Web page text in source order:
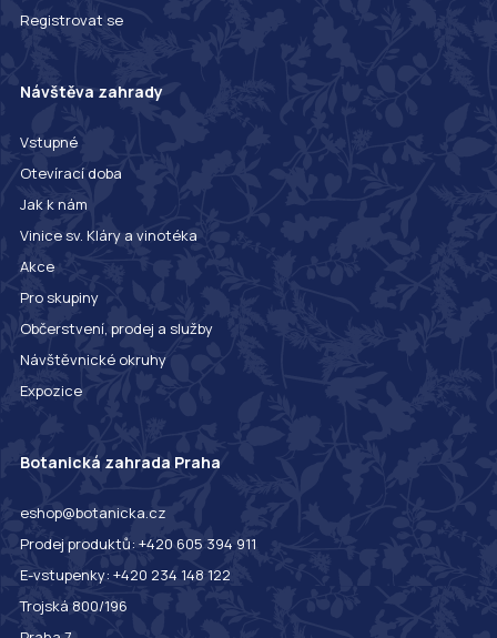
Registrovat se
Návštěva zahrady
Vstupné
Otevírací doba
Jak k nám
Vinice sv. Kláry a vinotéka
Akce
Pro skupiny
Občerstvení, prodej a služby
Návštěvnické okruhy
Expozice
Botanická zahrada Praha
eshop@botanicka.cz
Prodej produktů: +420 605 394 911
E-vstupenky: +420 234 148 122
Trojská 800/196